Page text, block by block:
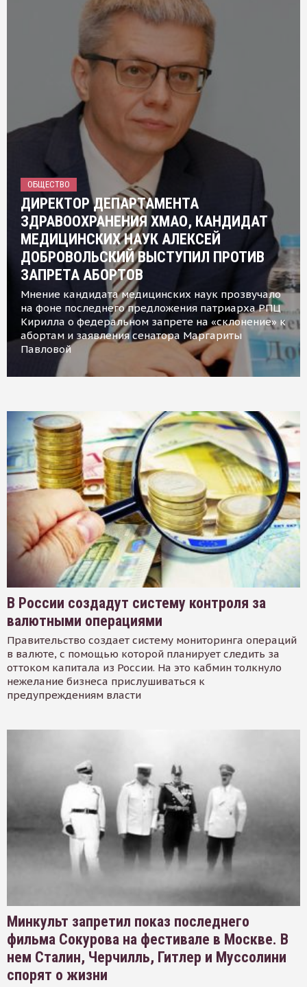
ОБЩЕСТВО
ДИРЕКТОР ДЕПАРТАМЕНТА
ЗДРАВООХРАНЕНИЯ ХМАО, КАНДИДАТ
МЕДИЦИНСКИХ НАУК АЛЕКСЕЙ
ДОБРОВОЛЬСКИЙ ВЫСТУПИЛ ПРОТИВ
ЗАПРЕТА АБОРТОВ
Мнение кандидата медицинских наук прозвучало
на фоне последнего предложения патриарха РПЦ
Кирилла о федеральном запрете на «склонение» к
абортам и заявления сенатора Маргариты
Павловой
В России создадут систему контроля за
валютными операциями
Правительство создает систему мониторинга операций
в валюте, с помощью которой планирует следить за
оттоком капитала из России. На это кабмин толкнуло
нежелание бизнеса прислушиваться к
предупреждениям власти
Минкульт запретил показ последнего
фильма Сокурова на фестивале в Москве. В
нем Сталин, Черчилль, Гитлер и Муссолини
спорят о жизни